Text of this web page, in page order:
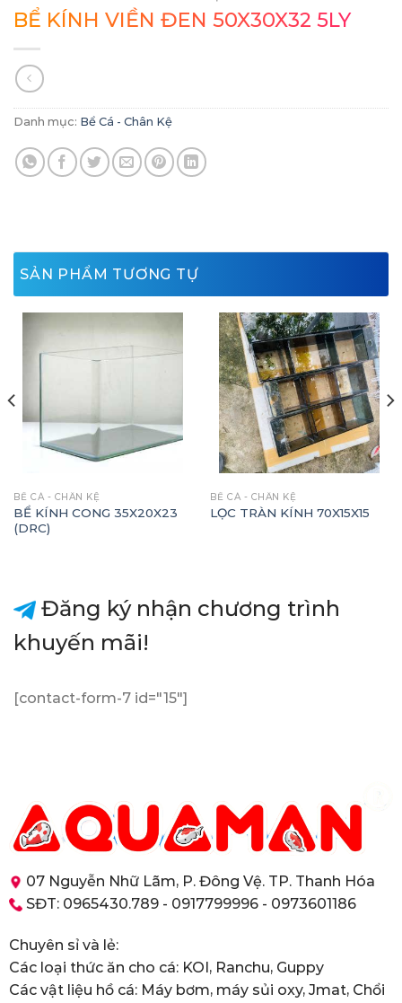
BỂ KÍNH VIỀN ĐEN 50X30X32 5LY
Danh mục: Bể Cá - Chân Kệ
SẢN PHẨM TƯƠNG TỰ
BỂ CÁ - CHÂN KỆ
BỂ KÍNH CONG 35X20X23
(DRC)
BỂ CÁ - CHÂN KỆ
LỌC TRÀN KÍNH 70X15X15
Đăng ký nhận chương trình
khuyến mãi!
[contact-form-7 id="15"]
07 Nguyễn Nhữ Lãm, P. Đông Vệ. TP. Thanh Hóa
SĐT: 0965430.789 - 0917799996 - 0973601186
Chuyên sỉ và lẻ:
Các loại thức ăn cho cá: KOI, Ranchu, Guppy
Các vật liệu hồ cá: Máy bơm, máy sủi oxy, Jmat, Chổi